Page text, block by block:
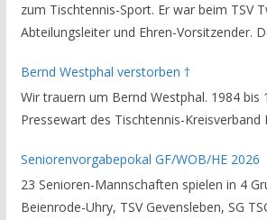
zum Tischtennis-Sport. Er war beim TSV
Abteilungsleiter und Ehren-Vorsitzender.
Helmstedt unterstützte er als Staffelleiter.
Vorsitzender des Rechtsausschusses im
stillen GedenkenH.-K. Bartels /
Bernd Westphal verstorben †
Wir trauern um Bernd Westphal. 1984 bis
Pressewart des Tischtennis-Kreisverband
Seniorenvorgabepokal GF/WOB/HE 2026
23 Senioren-Mannschaften spielen in 4
Beienrode-Uhry, TSV Gevensleben, SG